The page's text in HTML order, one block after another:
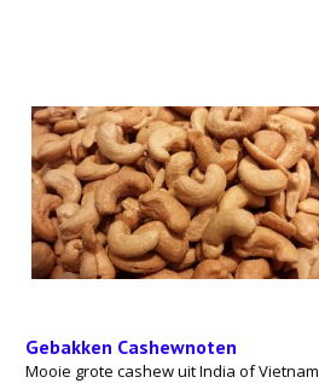
Gebakken Cashewnoten
Mooie grote cashew uit India of Vietnam